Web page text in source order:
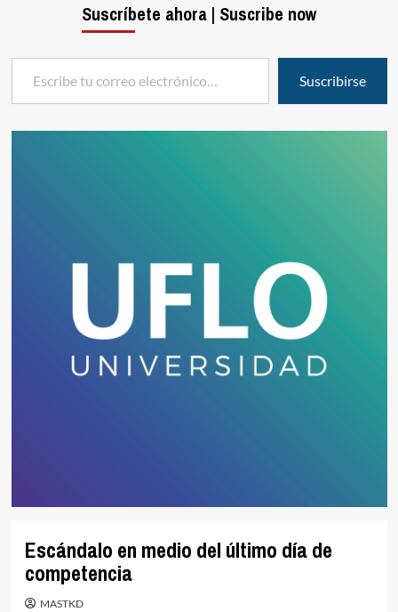
Escándalo en medio del último día de
competencia
MASTKD
Suscríbete ahora | Suscribe now
Escribe tu correo electrónico…
Suscribirse